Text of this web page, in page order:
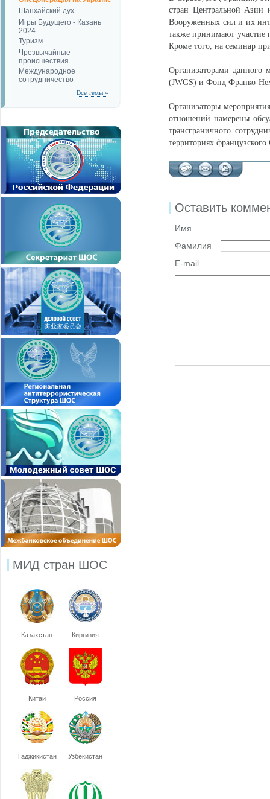
Шанхайский дух
Игры Будущего - Казань
2024
Туризм
Чрезвычайные
происшествия
Международное
сотрудничество
Все темы »
МИД стран ШОС
Казахстан Киргизия
Китай Россия
Таджикистан Узбекистан
стран Центральной Азии
Вооруженных сил и их
также принимают участие
Кроме того, на семинар
Организаторами данного
(JWGS) и Фонд Франко-
Организаторы
отношений намерены
трансграничного
территориях
Оставить
Имя
Фамилия
E-mail